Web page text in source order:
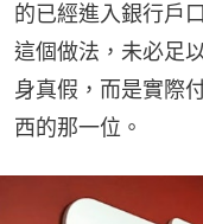
的已經進入銀行戶
這個做法，未必足
身真假，而是實際
西的那一位。